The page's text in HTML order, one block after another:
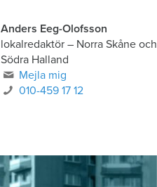
Anders Eeg-Olofsson
lokalredaktör– Norra Skåne och
Södra Halland
Mejla mig
010-459 17 12